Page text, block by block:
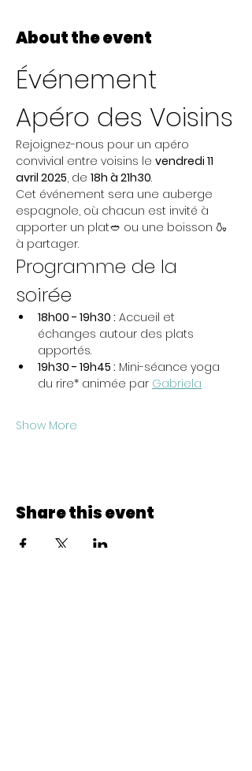
About the event
Événement
Apéro des Voisins
Rejoignez-nous pour un apéro
convivial entre voisins le vendredi 11
avril 2025, de 18h à 21h30.
Cet événement sera une auberge
espagnole, où chacun est invité à
apporter un plat🥙 ou une boisson 🍶
à partager.
Programme de la
soirée
18h00 - 19h30 : Accueil et
échanges autour des plats
apportés.
19h30 - 19h45 : Mini-séance yoga
du rire* animée par Gabriela
Show More
Share this event